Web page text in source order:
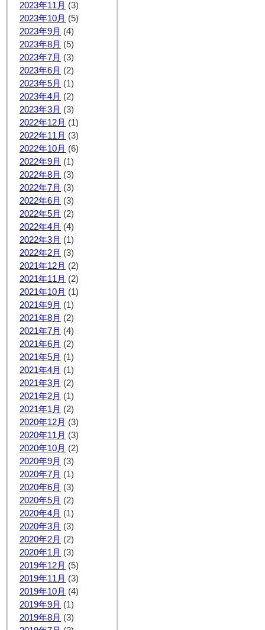
2023年11月 (3)
2023年10月 (5)
2023年9月 (4)
2023年8月 (5)
2023年7月 (3)
2023年6月 (2)
2023年5月 (1)
2023年4月 (2)
2023年3月 (3)
2022年12月 (1)
2022年11月 (3)
2022年10月 (6)
2022年9月 (1)
2022年8月 (3)
2022年7月 (3)
2022年6月 (3)
2022年5月 (2)
2022年4月 (4)
2022年3月 (1)
2022年2月 (3)
2021年12月 (2)
2021年11月 (2)
2021年10月 (1)
2021年9月 (1)
2021年8月 (2)
2021年7月 (4)
2021年6月 (2)
2021年5月 (1)
2021年4月 (1)
2021年3月 (2)
2021年2月 (1)
2021年1月 (2)
2020年12月 (3)
2020年11月 (3)
2020年10月 (2)
2020年9月 (3)
2020年7月 (1)
2020年6月 (3)
2020年5月 (2)
2020年4月 (1)
2020年3月 (3)
2020年2月 (2)
2020年1月 (3)
2019年12月 (5)
2019年11月 (3)
2019年10月 (4)
2019年9月 (1)
2019年8月 (3)